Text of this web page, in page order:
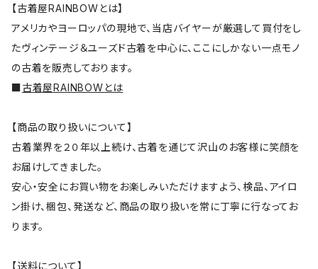
【古着屋RAINBOWとは】
アメリカやヨーロッパの現地で、当店バイヤーが厳選して買付をし
たヴィンテージ＆ユーズド古着を中心に、ここにしかない一点モノ
の古着を販売しております。
■古着屋RAINBOWとは
【商品の取り扱いについて】
古着業界を２０年以上続け、古着を通じて沢山のお客様に笑顔を
お届けしてきました。
安心・安全にお買い物をお楽しみいただけますよう、検品、アイロ
ン掛け、梱包、発送など、商品の取り扱いを常に丁寧に行なってお
ります。
【送料について】